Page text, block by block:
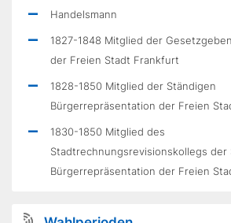
Handelsmann
1827-1848 Mitglied der
der Freien Stadt Frankfurt
1828-1850 Mitglied der Ständigen
Bürgerrepräsentation der Freien
1830-1850 Mitglied des
Stadtrechnungsrevisionskollegs der
Bürgerrepräsentation der Freien